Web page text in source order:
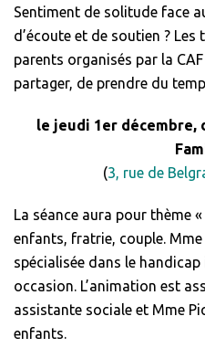
Sentiment de solitude face
d’écoute et de soutien ? Les
parents organisés par la
partager, de prendre du
le jeudi 1er décembre,
(3, rue de
La séance aura pour thème
enfants, fratrie, couple.
spécialisée dans le
occasion. L’animation est
assistante sociale et Mme
enfants.